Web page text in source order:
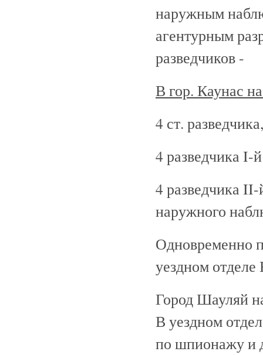
наружным
агентурным
разведчиков -
В гор. Каунас
4 ст. разведчика,
4 разведчика I-
4 разведчика II-
наружного
Одновременно
уездном
Город Шауляй
В уездном
по шпионажу и